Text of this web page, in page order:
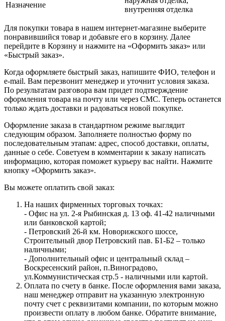
Назначение
внутренняя отделка
Для покупки товара в нашем интернет-магазине выберите
понравившийся товар и добавьте его в корзину. Далее
перейдите в Корзину и нажмите на «Оформить заказ» или
«Быстрый заказ».
Когда оформляете быстрый заказ, напишите ФИО, телефон и
e-mail. Вам перезвонит менеджер и уточнит условия заказа.
По результатам разговора вам придет подтверждение
оформления товара на почту или через СМС. Теперь останется
только ждать доставки и радоваться новой покупке.
Оформление заказа в стандартном режиме выглядит
следующим образом. Заполняете полностью форму по
последовательным этапам: адрес, способ доставки, оплаты,
данные о себе. Советуем в комментарии к заказу написать
информацию, которая поможет курьеру вас найти. Нажмите
кнопку «Оформить заказ».
Вы можете оплатить свой заказ:
На наших фирменных торговых точках:
- Офис на ул. 2-я Рыбинская д. 13 оф. 41-42 наличными
или банковской картой;
- Петровский 26-й км. Новорижского шоссе,
Строительный двор Петровский пав. Б1-Б2 – только
наличными;
- Дополнительный офис и центральный склад –
Воскресенский район, п.Виноградово,
ул.Коммунистическая стр.5 - наличными или картой.
Оплата по счету в банке. После оформления вами заказа,
наш менеджер отправит на указанную электронную
почту счет с реквизитами компании, по которым можно
произвести оплату в любом банке. Обратите внимание,